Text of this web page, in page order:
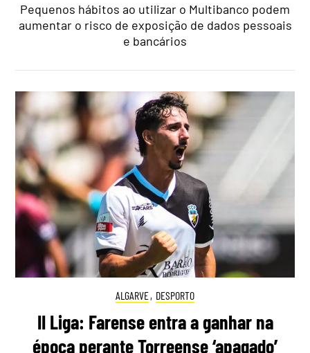
Pequenos hábitos ao utilizar o Multibanco podem
aumentar o risco de exposição de dados pessoais
e bancários
ALGARVE, DESPORTO
II Liga: Farense entra a ganhar na
época perante Torreense ‘apagado’